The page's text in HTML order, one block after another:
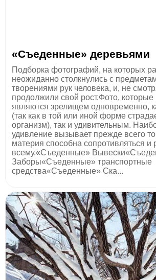
«Съеденные» деревьями
Подборка фотографий, на которых
неожиданно столкнулись с
творениями рук человека, и, не
продолжили свой рост.Фото, которые
являются зрелищем одновременно,
(так как в той или иной форме
организм), так и удивительным.
удивление вызывает прежде всего
материя способна сопротивляться и
всему.«Съеденные»
Заборы«Съеденные» транспортные
средства«Съеденные» Ска...